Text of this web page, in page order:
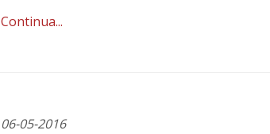
Continua...
06-05-2016